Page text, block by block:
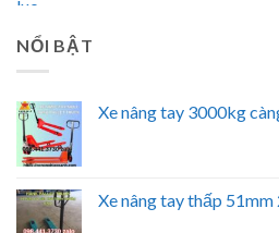
NỔI BẬT
Xe nâng tay 3000kg
Xe nâng tay thấp